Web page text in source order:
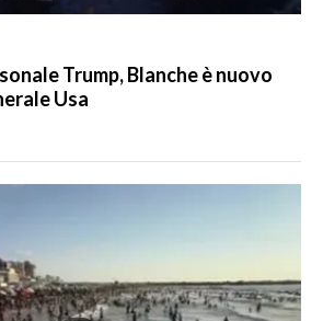
Trump, Blanche è nuovo
Usa